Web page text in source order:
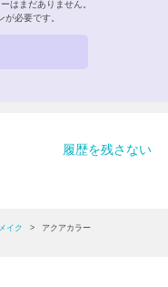
はまだありません。
が必要です。
履歴を残さない
イク >
アクアカラー